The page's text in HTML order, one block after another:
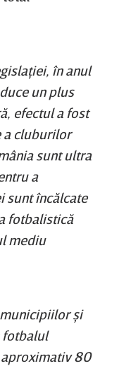
în anul
un plus
efectul a fost
a cluburilor
sunt ultra
a
sunt încălcate
fotbalistică
mediu
şi
fotbalul
80